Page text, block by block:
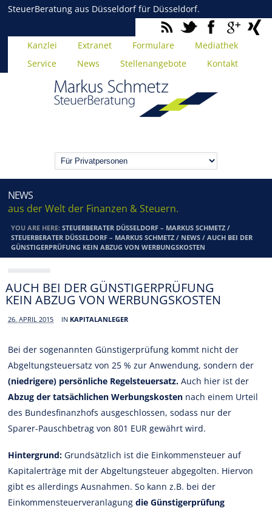
SteuerBeratung aus Düsseldorf für Düsseldorf.
Kanzlei Extranet Formulare
Mediathek
Service
News Stellenangebote Kontakt
NEWS
aus der Welt der Finanzen & Steuern.
YOU ARE HERE:STEUERBERATER DÜSSELDORF – MARKUS SCHMETZ /
STEUERBERATER DÜSSELDORF – MARKUS SCHMETZ / NEWS /AUCH BEI DER
GÜNSTIGERPRÜFUNG KEIN ABZUG VON WERBUNGSKOSTEN
AUCH BEI DER GÜNSTIGERPRÜFUNG
KEIN ABZUG VON WERBUNGSKOSTEN
26. APRIL 2015 IN KAPITALANLEGER
Bei der sogenannten Günstigerprüfung kommt nicht der
Abgeltungsteuersatz von 25 % zur Anwendung, sondern der
(niedrigere) persönliche Regelsteuersatz. Auch hier ist der
Abzug der tatsächlichen Werbungskosten nach einem Urteil
des Bundesfinanzhofs ausgeschlossen, sodass nur der
Sparer-Pauschbetrag von 801 EUR gewährt wird.
Hintergrund: Grundsätzlich ist die Einkommensteuer auf
Kapitalerträge mit der Abgeltungsteuer abgegolten. Hiervon
gibt es allerdings Ausnahmen. So kann z.B. bei der
Einkommensteuerveranlagungdie Günstigerprüfung